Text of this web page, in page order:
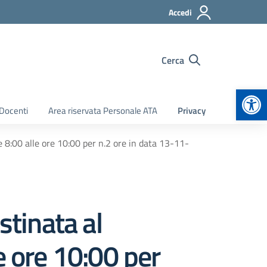
Accedi
Cerca
Area riservata Personale ATA Privacy
8:00 alle ore 10:00 per n.2 ore in data 13-11-
al
ore 10:00 per